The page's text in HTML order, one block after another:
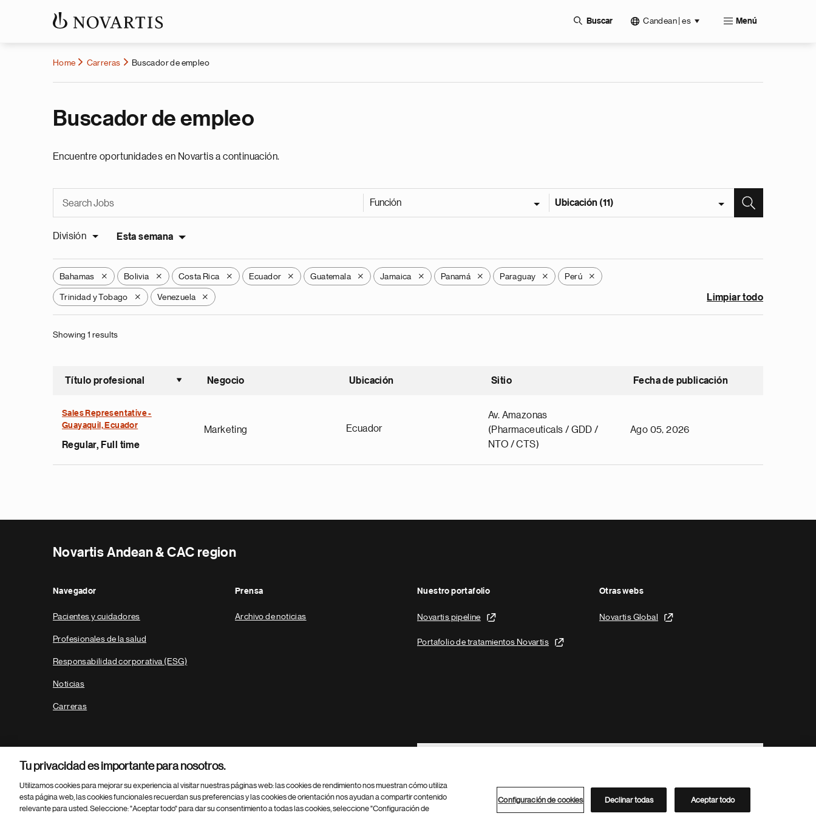
Buscar Candean | es Menú
Home Carreras Buscador de empleo
Buscador de empleo
Encuentre oportunidades en Novartis a continuación.
Función Ubicación (11)
División Esta semana
Bahamas X Bolivia X Costa Rica X Ecuador X Guatemala X Jamaica X Panamá X Paraguay X Perú X
Trinidad y Tobago X Venezuela X Limpiar todo
Showing 1 results
Título profesional
Ordenar ascendente
Negocio Ubicación Sitio Fecha de publicación
Sales Representative -
Guayaquil, Ecuador
Regular, Full time
Marketing Ecuador
Av. Amazonas
(Pharmaceuticals / GDD /
NTO / CTS)
Ago 05, 2026
Novartis Andean & CAC region
Navegador
Pacientes y cuidadores
Profesionales de la salud
Responsabilidad corporativa (ESG)
Noticias
Carreras
Prensa
Archivo de noticias
Nuestro portafolio
Novartis pipeline
Portafolio de tratamientos Novartis
Otras webs
Novartis Global
Footer Site Search
Parte
© 2026 Novartis AG Directorio de Novartis
Tu privacidad es importante para nosotros.
Utilizamos cookies para mejorar su experiencia al visitar nuestras páginas web: las cookies de rendimiento nos muestran cómo utiliza
esta página web, las cookies funcionales recuerdan sus preferencias y las cookies de orientación nos ayudan a compartir contenido
relevante para usted. Seleccione: "Aceptar todo" para dar su consentimiento a todas las cookies, seleccione "Configuración de
Configuración de cookies Declinar todas Aceptar todo